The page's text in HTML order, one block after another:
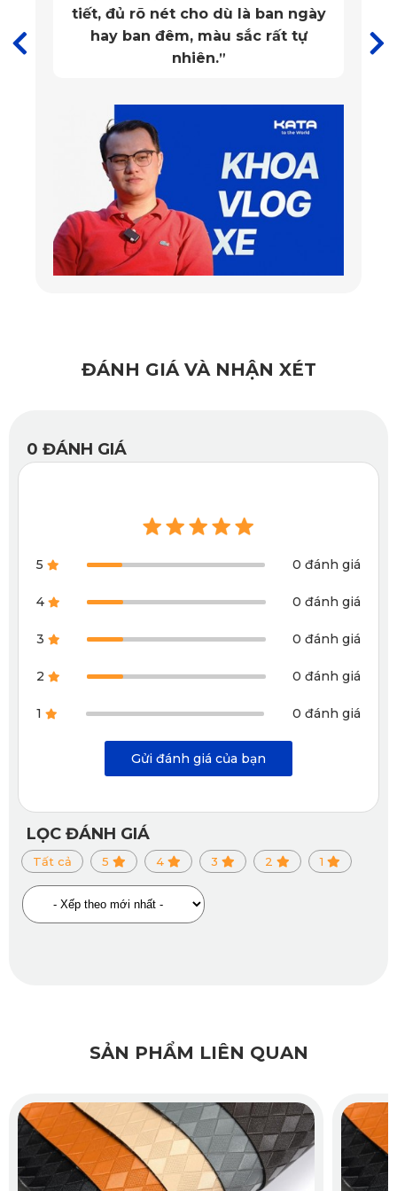
chuẩn form đảm bảo thảm không cong vênh, không xô lệch dù xe
vận hành trên địa hình gồ ghề hay trong điều kiện sử dụng lâu dài.
Điều này không chỉ bảo vệ sàn xe tối ưu mà còn tôn lên sự tinh tế,
2.2. Cấu Trúc Vật Liệu Bền Bỉ Và Tối Ưu Bảo Vệ
xuất với cấu trúc nhiều lớp thông minh, mang lại độ bền vượt trội
và khả năng bảo vệ toàn diện cho nội thất xe.
Lớp bề mặt được sản xuất bằng vật liệu PVC, mềm dẻo, có khả
hài hòa với nội thất LED hiện đại của GLS 450 4Matic.
Bên dưới là lớp vải dệt polyester cotton gia cố, giúp thảm giữ form
Lớp đáy Knitted Backing được thiết kế đặc biệt để bám chắc sàn xe
mà không gây trầy xước, đảm bảo thảm cố định hoàn hảo trong
mọi điều kiện vận hành.
2.3. Chống Mùi, Không Gây Kích Ứng
rõ nét cho dù là ban ngày
ban đêm, màu sắc rất tự
ĐÁNH GIÁ VÀ NHẬN XÉT
0 ĐÁNH GIÁ
5 0 đánh giá
4 0 đánh giá
3 0 đánh giá
2 0 đánh giá
1 0 đánh giá
Gửi đánh giá của bạn
LỌC ĐÁNH GIÁ
Tất cả 5 4 3 2 1
SẢN PHẨM LIÊN QUAN